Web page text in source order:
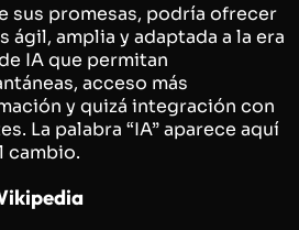
sus promesas, podría ofrecer
ágil, amplia y adaptada a la era
IA que permitan
acceso más
y quizá integración con
La palabra “IA” aparece aquí
cambio.